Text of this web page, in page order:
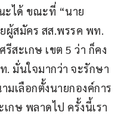
ะได้ ขณะที่ “นาย
ผู้สมัคร สส.พรรค พท.
สะเกษ เขต 5 ว่า ก็คง
. มั่นใจมากว่า จะรักษา
มเลือกตั้งนายกองค์การ
กษ พลาดไป ครั้งนี้เรา